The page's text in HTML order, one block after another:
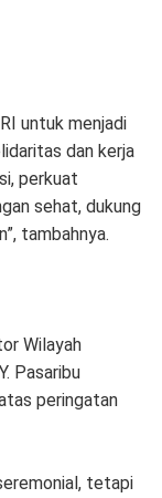
untuk menjadi
dan kerja
perkuat
sehat, dukung
tambahnya.
Wilayah
Pasaribu
peringatan
tetapi